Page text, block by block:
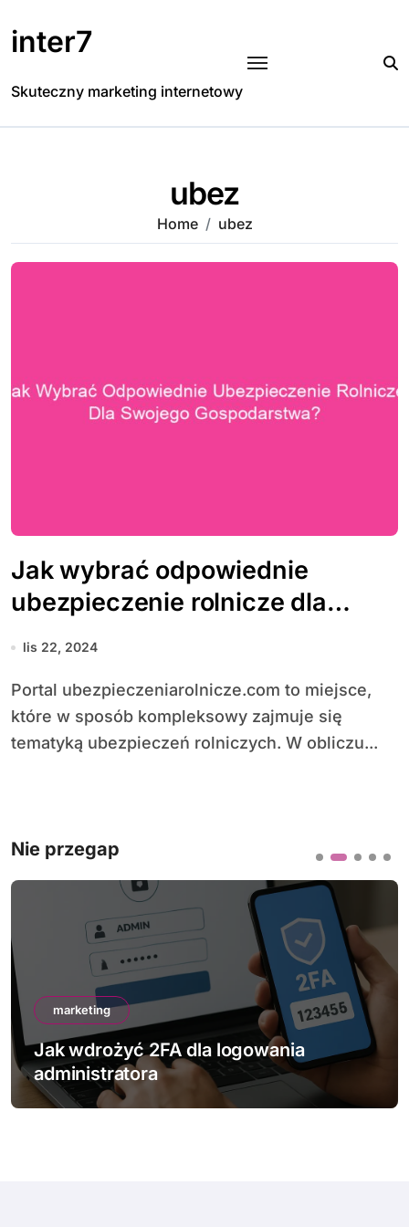
to
content
inter7
Skuteczny marketing internetowy
ubez
Home ubez
Jak wybrać odpowiednie
ubezpieczenie rolnicze dla
swojego gospodarstwa?
lis 22, 2024
Portal ubezpieczeniarolnicze.com to miejsce,
które w sposób kompleksowy zajmuje się
tematyką ubezpieczeń rolniczych. W obliczu...
Nie przegap
marketing
Jak wdrożyć 2FA dla logowania
administratora